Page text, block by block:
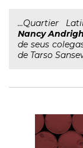
...Quartier
Nancy
de seus
de Tarso